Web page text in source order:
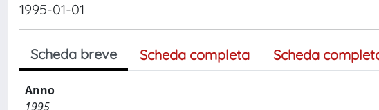
1995-01-01
Scheda breve Scheda completa Scheda
Anno
1995